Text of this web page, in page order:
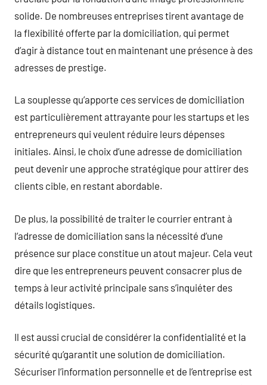
solide. De nombreuses entreprises tirent avantage de
la flexibilité offerte par la domiciliation, qui permet
d’agir à distance tout en maintenant une présence à des
adresses de prestige.
La souplesse qu’apporte ces services de domiciliation
est particulièrement attrayante pour les startups et les
entrepreneurs qui veulent réduire leurs dépenses
initiales. Ainsi, le choix d’une adresse de domiciliation
peut devenir une approche stratégique pour attirer des
clients cible, en restant abordable.
De plus, la possibilité de traiter le courrier entrant à
l’adresse de domiciliation sans la nécessité d’une
présence sur place constitue un atout majeur. Cela veut
dire que les entrepreneurs peuvent consacrer plus de
temps à leur activité principale sans s’inquiéter des
détails logistiques.
Il est aussi crucial de considérer la confidentialité et la
sécurité qu’garantit une solution de domiciliation.
Sécuriser l’information personnelle et de l’entreprise est